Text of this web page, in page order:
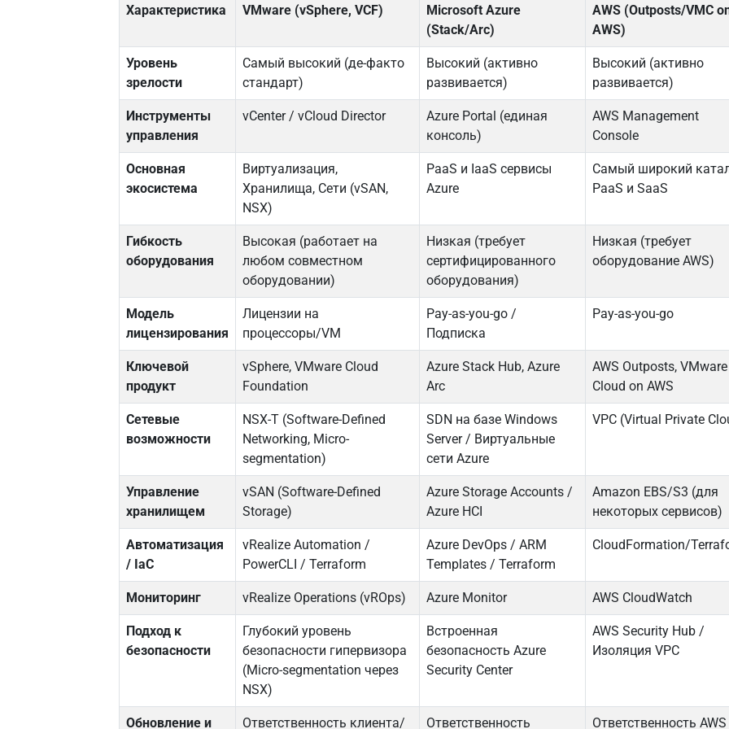
Характеристика VMware (vSphere, VCF)
Microsoft Azure
(Stack/Arc)
AWS (Outposts/VMC
AWS)
Уровень
зрелости
Самый высокий (де-факто
стандарт)
Высокий (активно
развивается)
Высокий (активно
развивается)
Инструменты
управления
vCenter / vCloud Director
Azure Portal (единая
консоль)
AWS Management
Console
Основная
экосистема
Виртуализация,
Хранилища, Сети (vSAN,
NSX)
PaaS и IaaS сервисы
Azure
Самый широкий
PaaS и SaaS
Гибкость
оборудования
Высокая (работает на
любом совместном
оборудовании)
Низкая (требует
сертифицированного
оборудования)
Низкая (требует
оборудование AWS)
Модель
лицензирования
Лицензии на
процессоры/VM
Pay-as-you-go /
Подписка
Pay-as-you-go
Ключевой
продукт
vSphere, VMware Cloud
Foundation
Azure Stack Hub, Azure
Arc
AWS Outposts, VMware
Cloud on AWS
Сетевые
возможности
NSX-T (Software-Defined
Networking, Micro-
segmentation)
SDN на базе Windows
Server / Виртуальные
сети Azure
VPC (Virtual Private
Управление
хранилищем
vSAN (Software-Defined
Storage)
Azure Storage Accounts /
Azure HCI
Amazon EBS/S3 (для
некоторых сервисов)
Автоматизация
/ IaC
vRealize Automation /
PowerCLI / Terraform
Azure DevOps / ARM
Templates / Terraform
CloudFormation/
Мониторинг vRealize Operations (vROps) Azure Monitor AWS CloudWatch
Подход к
безопасности
Глубокий уровень
безопасности гипервизора
(Micro-segmentation через
NSX)
Встроенная
безопасность Azure
Security Center
AWS Security Hub /
Изоляция VPC
Обновление и Ответственность клиента/ Ответственность Ответственность AWS